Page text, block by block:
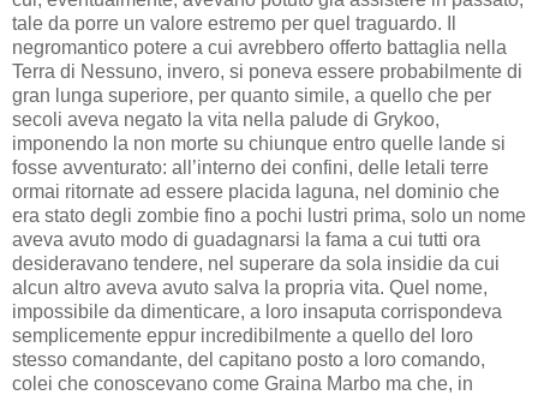
tale da porre un valore estremo per quel traguardo. Il
negromantico potere a cui avrebbero offerto battaglia nella
Terra di Nessuno, invero, si poneva essere probabilmente di
gran lunga superiore, per quanto simile, a quello che per
secoli aveva negato la vita nella palude di Grykoo,
imponendo la non morte su chiunque entro quelle lande si
fosse avventurato: all’interno dei confini, delle letali terre
ormai ritornate ad essere placida laguna, nel dominio che
era stato degli zombie fino a pochi lustri prima, solo un nome
aveva avuto modo di guadagnarsi la fama a cui tutti ora
desideravano tendere, nel superare da sola insidie da cui
alcun altro aveva avuto salva la propria vita. Quel nome,
impossibile da dimenticare, a loro insaputa corrispondeva
semplicemente eppur incredibilmente a quello del loro
stesso comandante, del capitano posto a loro comando,
colei che conoscevano come Graina Marbo ma che, in